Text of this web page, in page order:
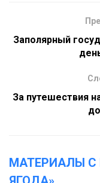
Заполярный
За путешествия
МАТЕРИАЛЫ С